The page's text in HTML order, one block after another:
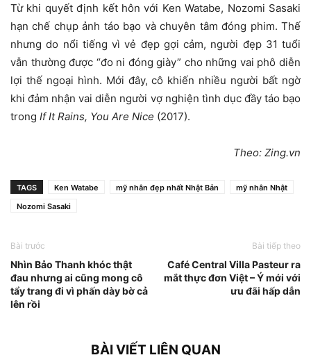
Từ khi quyết định kết hôn với Ken Watabe, Nozomi Sasaki
hạn chế chụp ảnh táo bạo và chuyên tâm đóng phim. Thế
nhưng do nổi tiếng vì vẻ đẹp gợi cảm, người đẹp 31 tuổi
vẫn thường được “đo ni đóng giày” cho những vai phô diễn
lợi thế ngoại hình. Mới đây, cô khiến nhiều người bất ngờ
khi đảm nhận vai diễn người vợ nghiện tình dục đầy táo bạo
trong If It Rains, You Are Nice (2017).
Theo: Zing.vn
TAGS Ken Watabe mỹ nhân đẹp nhất Nhật Bản
mỹ nhân Nhật
Nozomi Sasaki
Bài trước
Nhìn Bảo Thanh khóc thật
đau nhưng ai cũng mong cô
tẩy trang đi vì phấn dày bờ cả
lên rồi
Bài tiếp theo
Café Central Villa Pasteur ra
mắt thực đơn Việt – Ý mới với
ưu đãi hấp dẫn
BÀI VIẾT LIÊN QUAN